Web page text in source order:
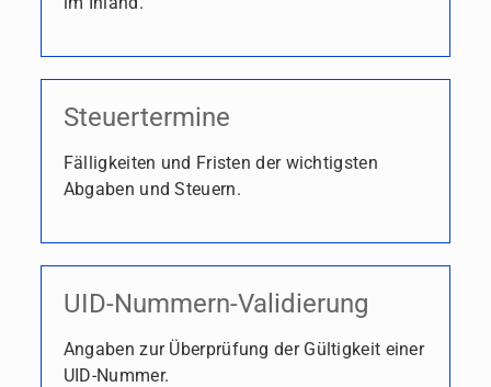
Steuertermine
Fälligkeiten und Fristen der wichtigsten
Abgaben und Steuern.
UID-Nummern-Validierung
Angaben zur Überprüfung der Gültigkeit einer
UID-Nummer.